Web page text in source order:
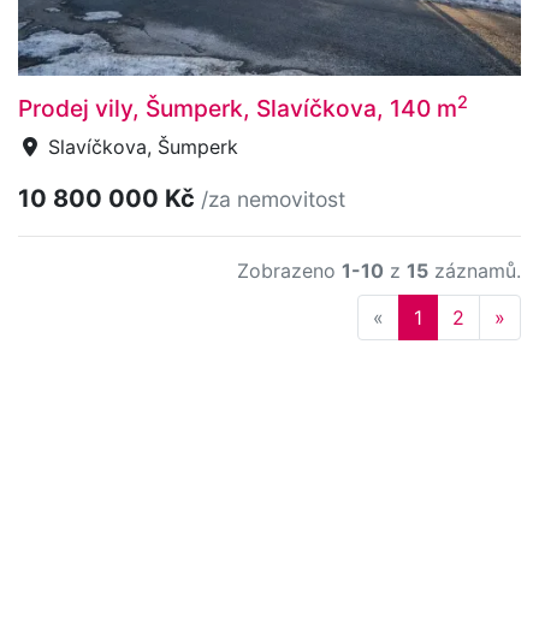
Prodej vily, Šumperk, Slavíčkova, 140 m2
Slavíčkova, Šumperk
10 800 000 Kč /za nemovitost
Zobrazeno 1-10 z 15 záznamů.
« Previous
1 2 »